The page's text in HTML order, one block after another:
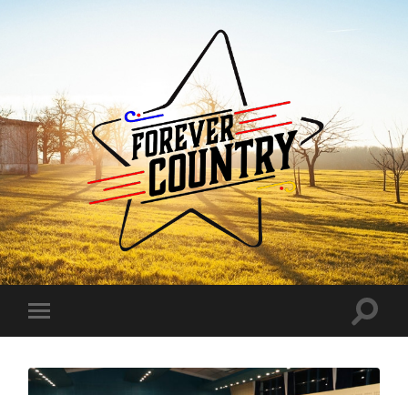
Forever
Country
Toggle
mobile
Toggle